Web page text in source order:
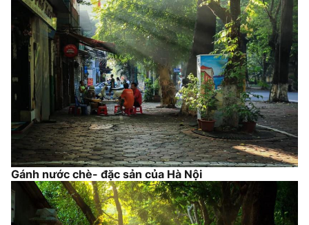
Gánh nước chè- đặc sản của Hà Nội